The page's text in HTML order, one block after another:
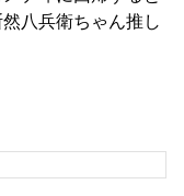
八兵衛ちゃん推し